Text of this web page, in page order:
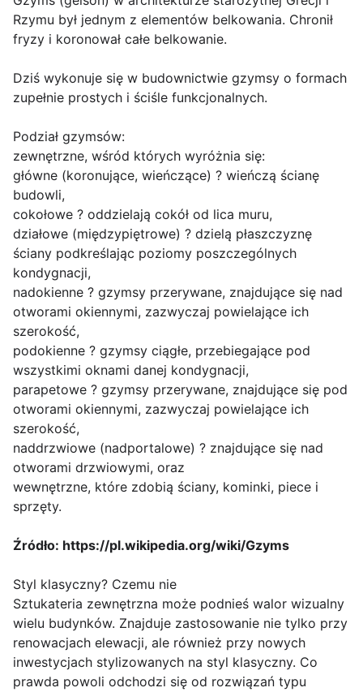
Rzymu był jednym z elementów belkowania. Chronił
fryzy i koronował całe belkowanie.
Dziś wykonuje się w budownictwie gzymsy o formach
zupełnie prostych i ściśle funkcjonalnych.
Podział gzymsów:
zewnętrzne, wśród których wyróżnia się:
główne (koronujące, wieńczące) ? wieńczą ścianę
budowli,
cokołowe ? oddzielają cokół od lica muru,
działowe (międzypiętrowe) ? dzielą płaszczyznę
ściany podkreślając poziomy poszczególnych
kondygnacji,
nadokienne ? gzymsy przerywane, znajdujące się nad
otworami okiennymi, zazwyczaj powielające ich
szerokość,
podokienne ? gzymsy ciągłe, przebiegające pod
wszystkimi oknami danej kondygnacji,
parapetowe ? gzymsy przerywane, znajdujące się pod
otworami okiennymi, zazwyczaj powielające ich
szerokość,
naddrzwiowe (nadportalowe) ? znajdujące się nad
otworami drzwiowymi, oraz
wewnętrzne, które zdobią ściany, kominki, piece i
sprzęty.
Źródło: https://pl.wikipedia.org/wiki/Gzyms
Styl klasyczny? Czemu nie
Sztukateria zewnętrzna może podnieś walor wizualny
wielu budynków. Znajduje zastosowanie nie tylko przy
renowacjach elewacji, ale również przy nowych
inwestycjach stylizowanych na styl klasyczny. Co
prawda powoli odchodzi się od rozwiązań typu